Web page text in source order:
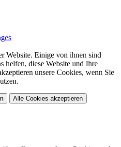
Website. Einige von ihnen sind
helfen, diese Website und Ihre
unsere Cookies, wenn Sie
Alle Cookies akzeptieren